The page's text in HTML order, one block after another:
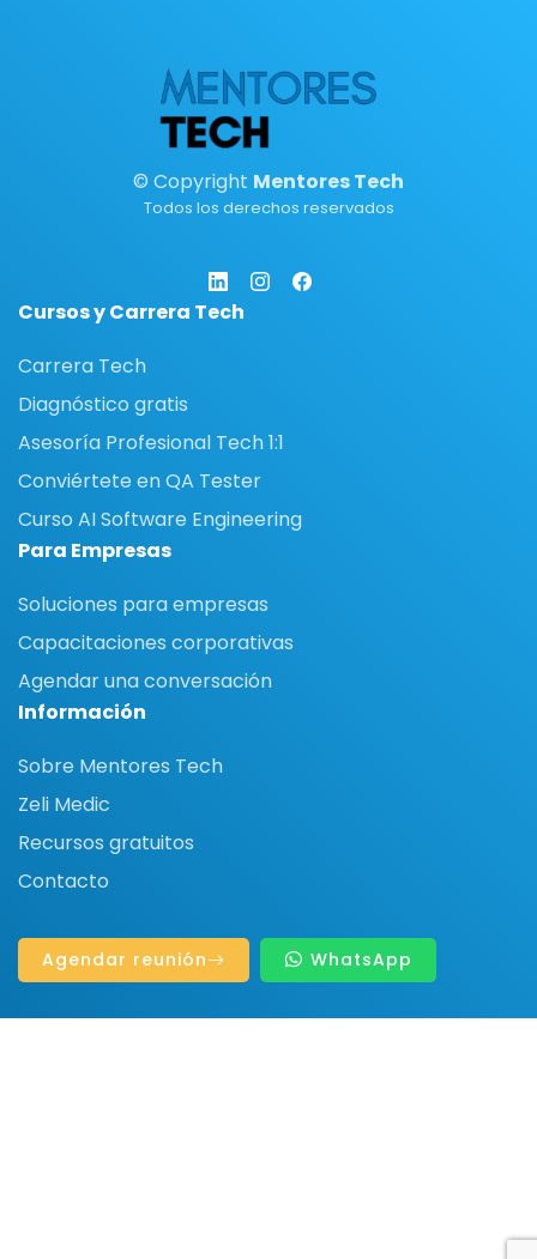
© Copyright Mentores Tech
Todos los derechos reservados
Cursos y Carrera Tech
Carrera Tech
Diagnóstico gratis
Asesoría Profesional Tech 1:1
Conviértete en QA Tester
Curso AI Software Engineering
Para Empresas
Soluciones para empresas
Capacitaciones corporativas
Agendar una conversación
Información
Sobre Mentores Tech
Zeli Medic
Recursos gratuitos
Contacto
Agendar reunión WhatsApp